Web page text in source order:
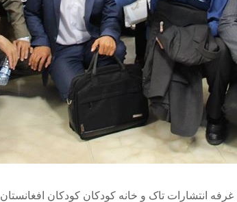
غرفه انتشارات تاک و خانه کودکان کودکان افغانستان